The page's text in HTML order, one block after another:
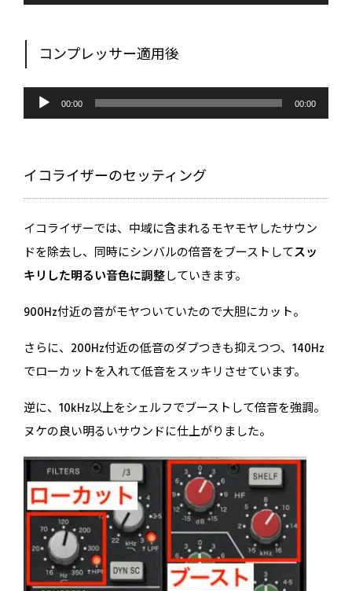
ヤ
コンプレッサー適用後
音
プ
00:00 00:00
イコライザーのセッティング
イコライザーでは、中域に含まれるモヤモヤしたサウン
ドを除去し、同時にシンバルの倍音をブーストしてスッ
キリした明るい音色に調整していきます。
900Hz付近の音がモヤついていたので大胆にカット。
さらに、200Hz付近の低音のダブつきも抑えつつ、140Hz
でローカットを入れて低音をスッキリさせています。
逆に、10kHz以上をシェルフでブーストして倍音を強調。
ヌケの良い明るいサウンドに仕上がりました。